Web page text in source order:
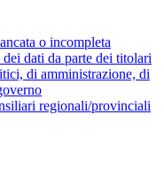
o incompleta
dati da parte dei titolari
di amministrazione, di
regionali/provinciali